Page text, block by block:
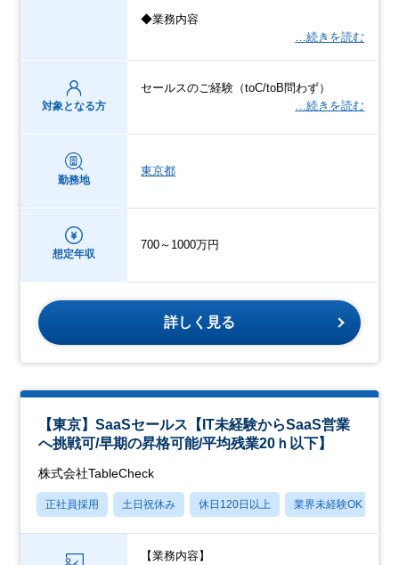
◆業務内容
…続きを読む
対象となる方
セールスのご経験（toC/toB問わず）
…続きを読む
勤務地
東京都
想定年収
700～1000万円
詳しく見る
【東京】SaaSセールス【IT未経験からSaaS営業
へ挑戦可/早期の昇格可能/平均残業20ｈ以下】
株式会社TableCheck
正社員採用 土日祝休み 休日120日以上 業界未経験OK
【業務内容】